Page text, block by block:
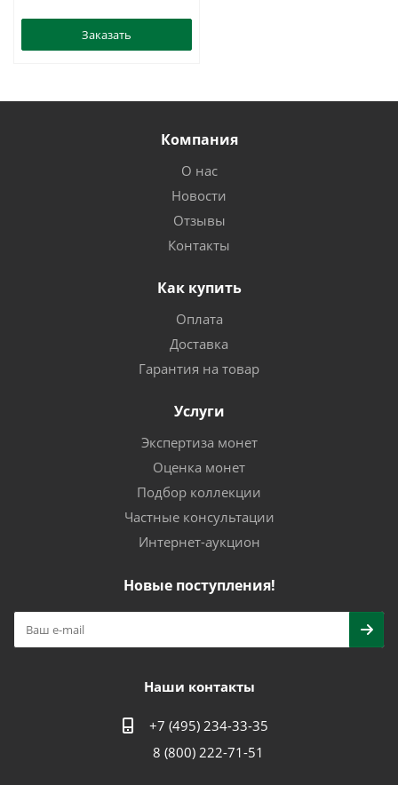
Заказать
Компания
О нас
Новости
Отзывы
Контакты
Как купить
Оплата
Доставка
Гарантия на товар
Услуги
Экспертиза монет
Оценка монет
Подбор коллекции
Частные консультации
Интернет-аукцион
Новые поступления!
Наши контакты
+7 (495) 234-33-35
8 (800) 222-71-51